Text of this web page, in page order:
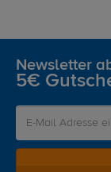
Newsletter
5€